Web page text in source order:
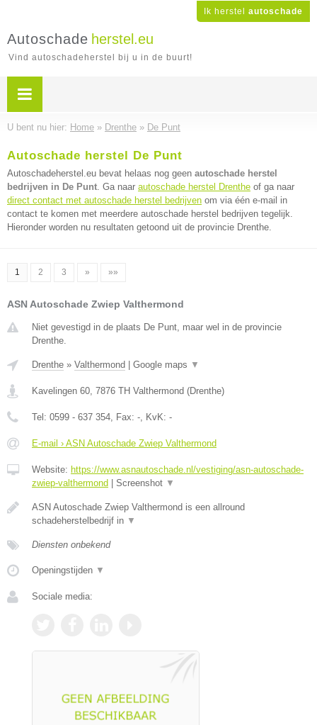
Ik herstel autoschade
Autoschade herstel.eu
Vind autoschadeherstel bij u in de buurt!
U bent nu hier: Home » Drenthe » De Punt
Autoschade herstel De Punt
Autoschadeherstel.eu bevat helaas nog geen autoschade herstel
bedrijven in De Punt. Ga naar autoschade herstel Drenthe of ga naar
direct contact met autoschade herstel bedrijven om via één e-mail in
contact te komen met meerdere autoschade herstel bedrijven tegelijk.
Hieronder worden nu resultaten getoond uit de provincie Drenthe.
1 2 3 » »»
ASN Autoschade Zwiep Valthermond
Niet gevestigd in de plaats De Punt, maar wel in de provincie
Drenthe.
Drenthe » Valthermond Google maps ▼
Kavelingen 60, 7876 TH Valthermond (Drenthe)
Tel: 0599 - 637 354, Fax: -, KvK: -
E-mail › ASN Autoschade Zwiep Valthermond
Website: https://www.asnautoschade.nl/vestiging/asn-autoschade-
zwiep-valthermond
Screenshot ▼
ASN Autoschade Zwiep Valthermond is een allround
schadeherstelbedrijf in ▼
Diensten onbekend
Openingstijden ▼
Sociale media: